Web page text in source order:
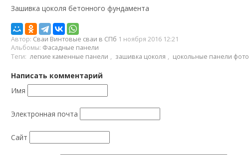
Зашивка цоколя бетонного фундамента
Автор: Сваи Винтовые сваи в СПб 1 ноября 2016 12:21
Альбомы: Фасадные панели
Теги: легкие каменные панели , зашивка цоколя , цокольные панели фото
Написать комментарий
Имя
Электронная почта
Сайт